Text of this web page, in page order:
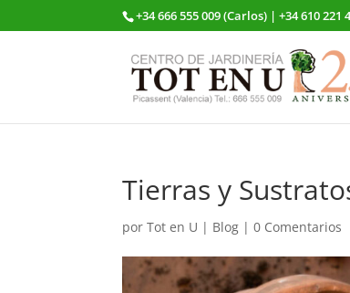
+34 666 555 009 (Carlos) | +34 610 221
Tierras y
porTot en U | Blog |0 Comentarios